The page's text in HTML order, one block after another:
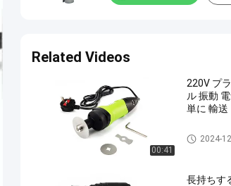
Related Videos
00:41
220V プ
ル 振動
単に 輸送
電気プラス
2024-
長持ちす